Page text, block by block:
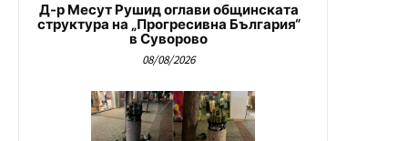
Д-р Месут Рушид оглави общинската
структура на „Прогресивна България“
в Суворово
08/08/2026